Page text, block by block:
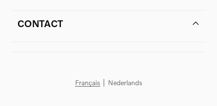
CONTACT
Français Nederlands